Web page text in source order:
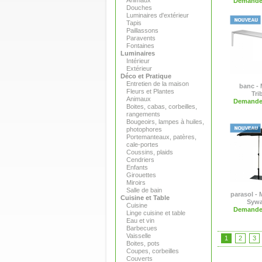
Douches
Luminaires d'extérieur
Tapis
Paillassons
Paravents
Fontaines
Luminaires
Intérieur
Extérieur
Déco et Pratique
Entretien de la maison
Fleurs et Plantes
Animaux
Boites, cabas, corbeilles,
rangements
Bougeoirs, lampes à huiles,
photophores
Portemanteaux, patères,
cale-portes
Coussins, plaids
Cendriers
Enfants
Girouettes
Miroirs
Salle de bain
Cuisine et Table
Cuisine
Linge cuisine et table
Eau et vin
Barbecues
Vaisselle
Boites, pots
Coupes, corbeilles
Couverts
banc -
parasol -
1 2 3